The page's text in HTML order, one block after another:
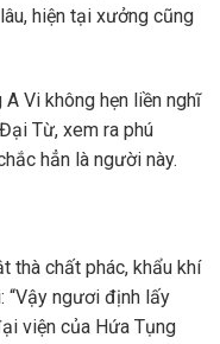
hiện tại xưởng cũng
Vi không hẹn liền nghĩ
Từ, xem ra phú
hẳn là người này.
thà chất phác, khẩu khí
“Vậy ngươi định lấy
viện của Hứa Tụng